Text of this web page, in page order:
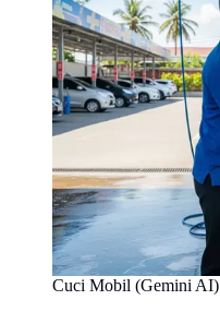
Cuci Mobil (Gemini AI)